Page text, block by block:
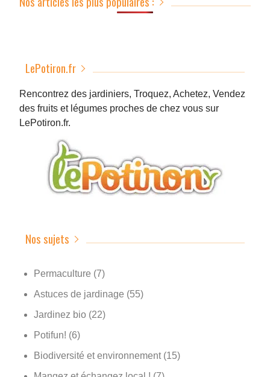
Nos articles les plus populaires :
LePotiron.fr
Rencontrez des jardiniers, Troquez, Achetez, Vendez
des fruits et légumes proches de chez vous sur
Nos sujets
(7)
Astuces de jardinage
(55)
(22)
(6)
(15)